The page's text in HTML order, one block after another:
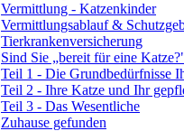
Vermittlung - Katzenkinder
Vermittlungsablauf &
Tierkrankenversicherung
Sind Sie „bereit für eine
Teil 1 - Die Grundbedürfnisse
Teil 2 - Ihre Katze und Ihr
Teil 3 - Das Wesentliche
Zuhause gefunden